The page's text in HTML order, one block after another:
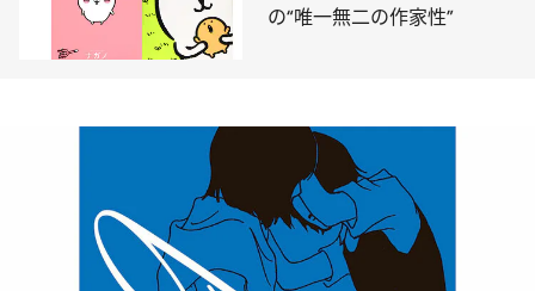
の“唯一無二の作家性”